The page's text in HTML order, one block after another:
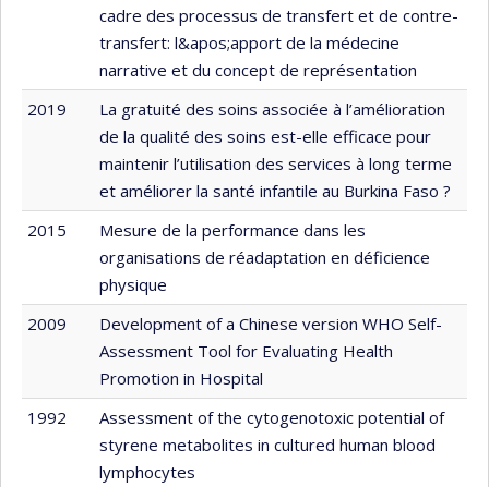
cadre des processus de transfert et de contre-
transfert: l&apos;apport de la médecine
narrative et du concept de représentation
2019
La gratuité des soins associée à l’amélioration
de la qualité des soins est-elle efficace pour
maintenir l’utilisation des services à long terme
et améliorer la santé infantile au Burkina Faso ?
2015
Mesure de la performance dans les
organisations de réadaptation en déficience
physique
2009
Development of a Chinese version WHO Self-
Assessment Tool for Evaluating Health
Promotion in Hospital
1992
Assessment of the cytogenotoxic potential of
styrene metabolites in cultured human blood
lymphocytes